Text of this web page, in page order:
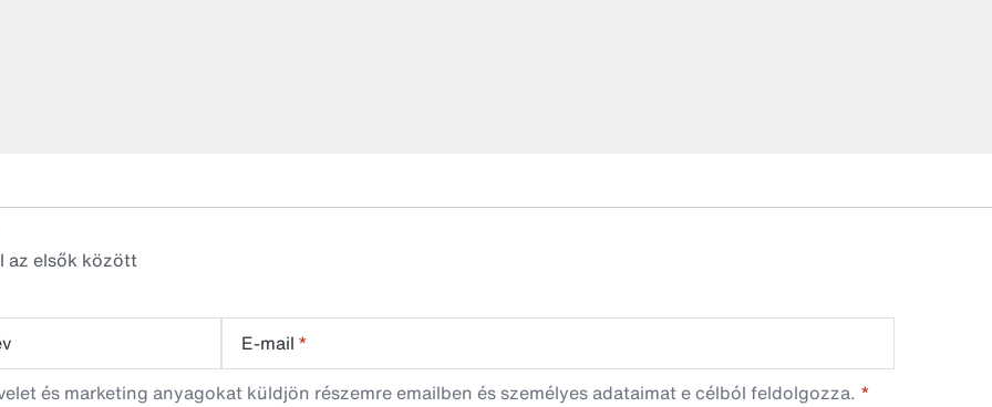
az elsők között
E-mail *
és marketing anyagokat küldjön részemre emailben és személyes adataimat e célból feldolgozza.